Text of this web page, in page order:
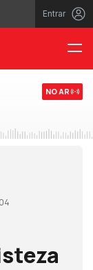
Entrar
NO AR